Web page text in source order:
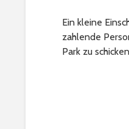
Ein kleine
zahlende
Park zu